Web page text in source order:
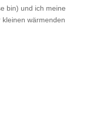
bin) und ich meine
wärmenden